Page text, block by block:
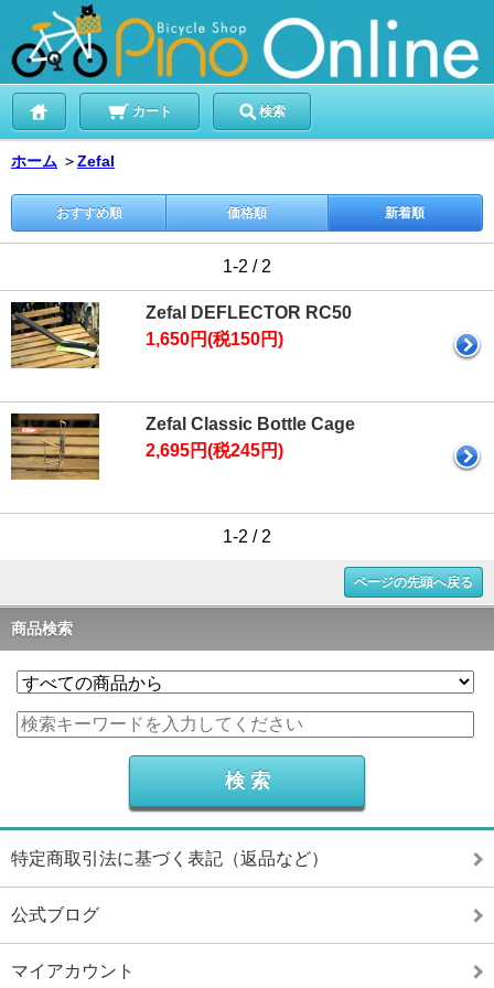
カート 検索
ホーム ＞Zefal
おすすめ順 価格順 新着順
1-2 / 2
Zefal DEFLECTOR RC50
1,650円(税150円)
Zefal Classic Bottle Cage
2,695円(税245円)
1-2 / 2
ページの先頭へ戻る
商品検索
特定商取引法に基づく表記（返品など）
公式ブログ
マイアカウント